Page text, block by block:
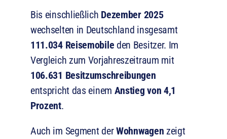
Bis einschließlich Dezember 2025
wechselten in Deutschland insgesamt
111.034 Reisemobile den Besitzer. Im
Vergleich zum Vorjahreszeitraum mit
106.631 Besitzumschreibungen
entspricht das einem Anstieg von 4,1
Prozent.
Auch im Segment derWohnwagen zeigt